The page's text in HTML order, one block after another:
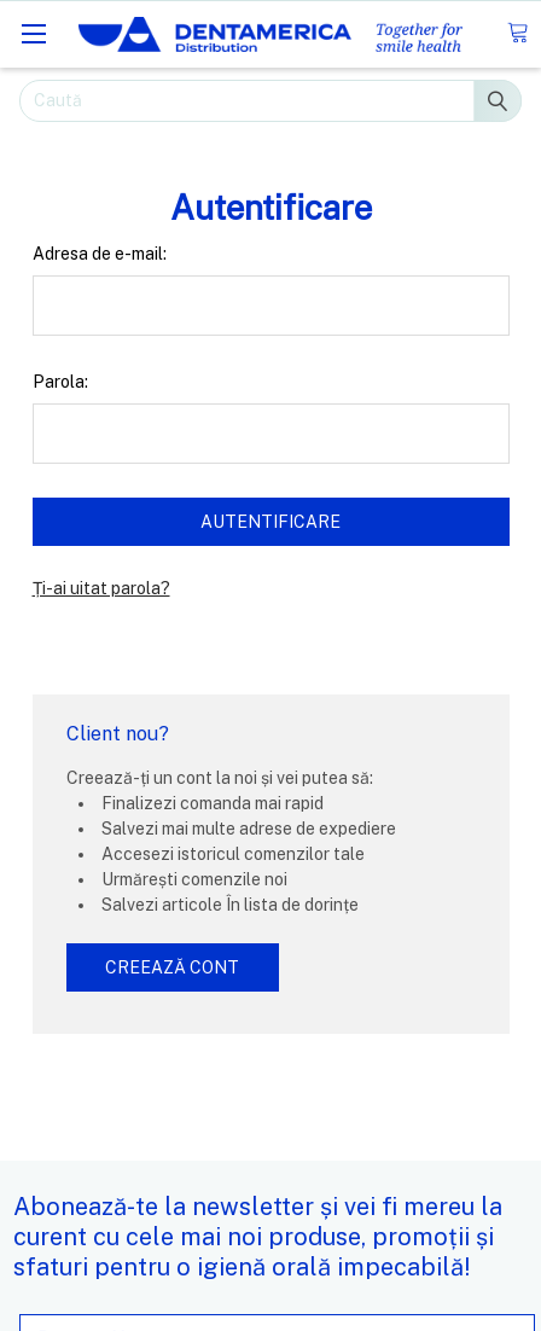
Caută
Autentificare
Adresa de e-mail:
Parola:
Ți-ai uitat parola?
Client nou?
Creează-ți un cont la noi și vei putea să:
Finalizezi comanda mai rapid
Salvezi mai multe adrese de expediere
Accesezi istoricul comenzilor tale
Urmărești comenzile noi
Salvezi articole În lista de dorințe
CREEAZĂ CONT
Abonează-te la newsletter și vei fi mereu la
curent cu cele mai noi produse, promoții și
sfaturi pentru o igienă orală impecabilă!
Adresa